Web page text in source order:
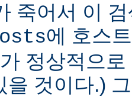
죽어서 이
에 호스
정상적으
을 것이다.)